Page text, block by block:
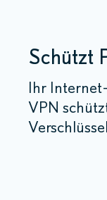
Schützt
Ihr
VPN